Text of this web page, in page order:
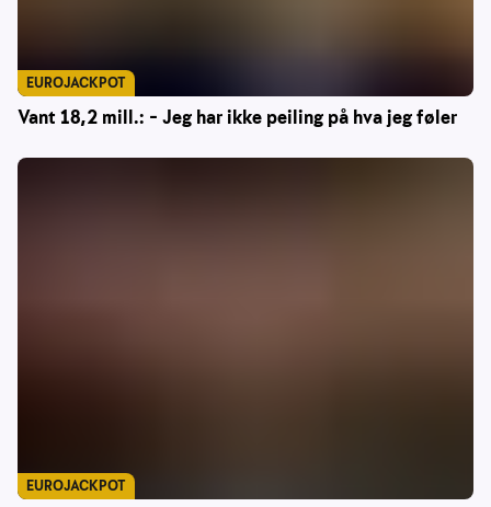
Vant 18,2 mill.: – Jeg har ikke peiling på hva jeg føler
EUROJACKPOT
EUROJACKPOT